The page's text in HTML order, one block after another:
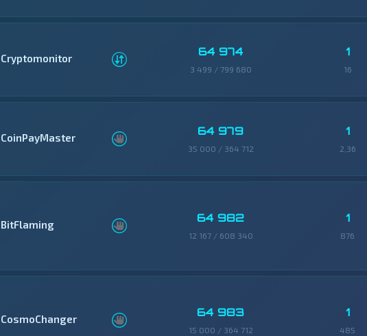
Cryptomonitor 64 974
3 499 / 799 680
1
16
CoinPayMaster 64 979
35 000 / 364 712
1
2,36
BitFlaming 64 982
12 167 / 608 340
1
876
CosmoChanger 64 983
15 000 / 364 712
1
485